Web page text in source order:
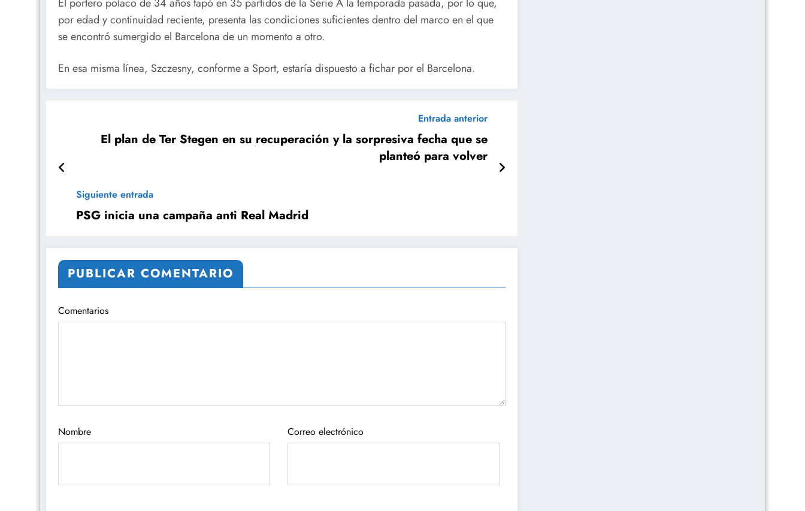
por edad y continuidad reciente, presenta las condiciones suficientes dentro del marco en el que
se encontró sumergido el Barcelona de un momento a otro.
En esa misma línea, Szczesny, conforme a Sport, estaría dispuesto a fichar por el Barcelona.
Entrada anterior
El plan de Ter Stegen en su recuperación y la sorpresiva fecha que se
planteó para volver
Siguiente entrada
PSG inicia una campaña anti Real Madrid
PUBLICAR COMENTARIO
Comentarios
Nombre Correo electrónico